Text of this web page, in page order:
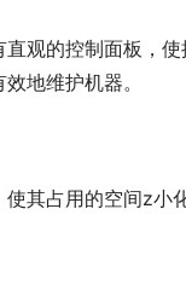
观的控制面板，
地维护机器。
其占用的空间z小